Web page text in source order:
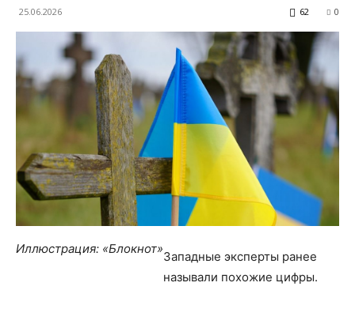
25.06.2026 0
62
Иллюстрация: «Блокнот»
Западные эксперты ранее
называли похожие цифры.